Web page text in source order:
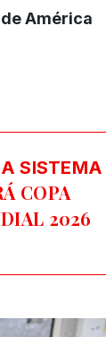
América
SISTEMA
COPA
2026